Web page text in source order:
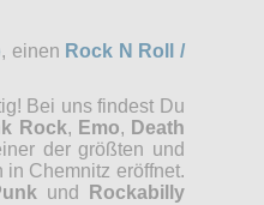
, einen Rock N Roll /
Bei uns findest Du
Rock, Emo, Death
der größten und
Chemnitz eröffnet.
und
Rockabilly